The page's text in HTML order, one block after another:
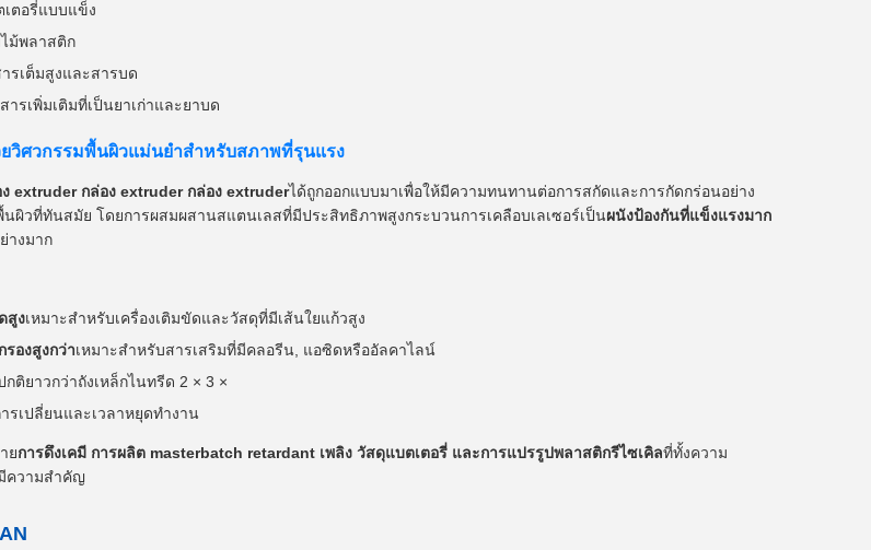
ตอรี่แบบแข็ง
ม้พลาสติก
รเต็มสูงและสารบด
ารเพิ่มเติมที่เป็นยาเก่าและยาบด
ยวิศวกรรมพื้นผิวแม่นยําสําหรับสภาพที่รุนแรง
extruder กล่อง extruder กล่อง extruderได้ถูกออกแบบมาเพื่อให้มีความทนทานต่อการสกัดและการกัดกร่อนอย่าง
นผิวที่ทันสมัย โดยการผสมผสานสแตนเลสที่มีประสิทธิภาพสูงกระบวนการเคลือบเลเซอร์เป็นผนังป้องกันที่แข็งแรงมาก
างมาก
สูงเหมาะสําหรับเครื่องเติมขัดและวัสดุที่มีเส้นใยแก้วสูง
องสูงกว่าเหมาะสําหรับสารเสริมที่มีคลอรีน, แอซิดหรืออัลคาไลน์
กติยาวกว่าถังเหล็กไนทรีด 2 × 3 ×
รเปลี่ยนและเวลาหยุดทํางาน
ยการดึงเคมี การผลิต masterbatch retardant เพลิง วัสดุแบตเตอรี่ และการแปรรูปพลาสติกรีไซเคิลที่ทั้งความ
ความสําคัญ